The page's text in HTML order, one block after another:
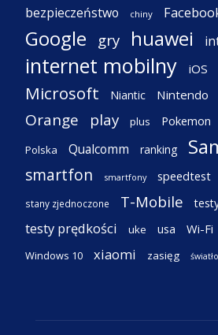
bezpieczeństwo chiny
Google gry huawei
internet mobilny iOS
Microsoft Niantic Nintendo
Orange play plus Pokemon
Polska Qualcomm ranking
smartfon smartfony speedtest
stany zjednoczone T-Mobile
testy prędkości uke usa Wi-Fi
Windows 10 xiaomi zasięg